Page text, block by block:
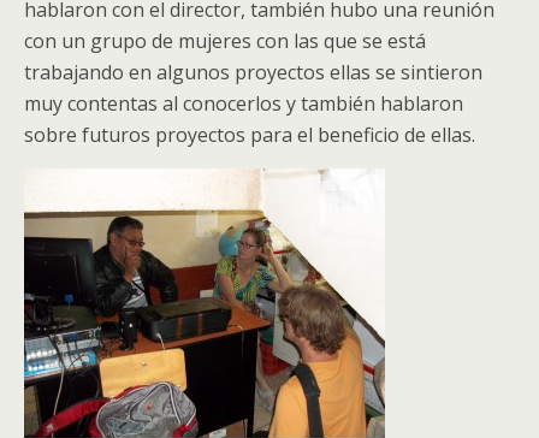
hablaron con el director, también hubo una reunión
con un grupo de mujeres con las que se está
trabajando en algunos proyectos ellas se sintieron
muy contentas al conocerlos y también hablaron
sobre futuros proyectos para el beneficio de ellas.